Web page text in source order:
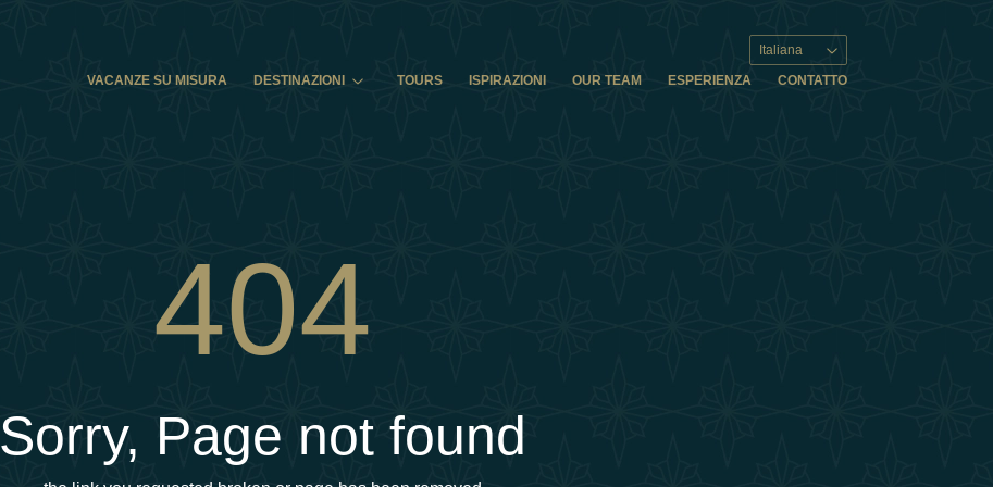
Italiana
VACANZE SU MISURA
DESTINAZIONI TOURS ISPIRAZIONI OUR TEAM ESPERIENZA CONTATTO
404
Sorry, Page not found